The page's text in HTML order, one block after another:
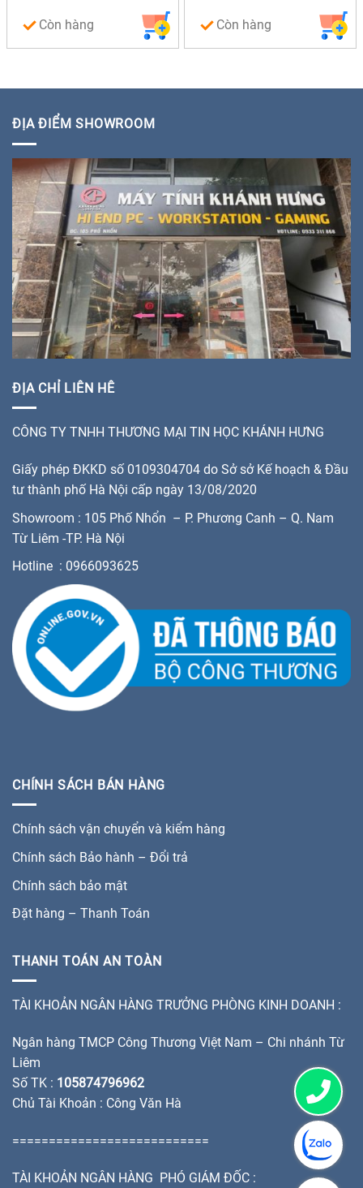
Còn hàng Còn hàng
ĐỊA ĐIỂM SHOWROOM
ĐỊA CHỈ LIÊN HÊ
CÔNG TY TNHH THƯƠNG MẠI TIN HỌC KHÁNH HƯNG
Giấy phép ĐKKD số 0109304704 do Sở sở Kế hoạch & Đầu
tư thành phố Hà Nội cấp ngày 13/08/2020
Showroom : 105 Phố Nhổn – P. Phương Canh – Q. Nam
Từ Liêm -TP. Hà Nội
Hotline : 0966093625
CHÍNH SÁCH BÁN HÀNG
Chính sách vận chuyển và kiểm hàng
Chính sách Bảo hành – Đổi trả
Chính sách bảo mật
Đặt hàng – Thanh Toán
THANH TOÁN AN TOÀN
TÀI KHOẢN NGÂN HÀNG TRƯỞNG PHÒNG KINH DOANH :
Ngân hàng TMCP Công Thương Việt Nam – Chi nhánh Từ
Liêm
Số TK : 105874796962
Chủ Tài Khoản : Công Văn Hà
===========================
TÀI KHOẢN NGÂN HÀNG PHÓ GIÁM ĐỐC :